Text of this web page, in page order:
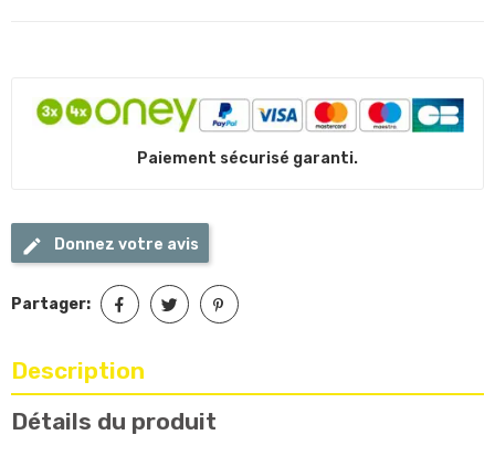
Paiement sécurisé garanti.
Donnez votre avis
Partager:
Description
Détails du produit